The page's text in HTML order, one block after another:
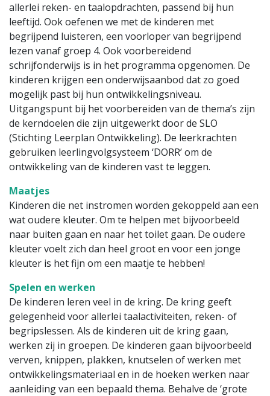
allerlei reken- en taalopdrachten, passend bij hun
leeftijd. Ook oefenen we met de kinderen met
begrijpend luisteren, een voorloper van begrijpend
lezen vanaf groep 4. Ook voorbereidend
schrijfonderwijs is in het programma opgenomen. De
kinderen krijgen een onderwijsaanbod dat zo goed
mogelijk past bij hun ontwikkelingsniveau.
Uitgangspunt bij het voorbereiden van de thema’s zijn
de kerndoelen die zijn uitgewerkt door de SLO
(Stichting Leerplan Ontwikkeling). De leerkrachten
gebruiken leerlingvolgsysteem ‘DORR’ om de
ontwikkeling van de kinderen vast te leggen.
Maatjes
Kinderen die net instromen worden gekoppeld aan een
wat oudere kleuter. Om te helpen met bijvoorbeeld
naar buiten gaan en naar het toilet gaan. De oudere
kleuter voelt zich dan heel groot en voor een jonge
kleuter is het fijn om een maatje te hebben!
Spelen en werken
De kinderen leren veel in de kring. De kring geeft
gelegenheid voor allerlei taalactiviteiten, reken- of
begripslessen. Als de kinderen uit de kring gaan,
werken zij in groepen. De kinderen gaan bijvoorbeeld
verven, knippen, plakken, knutselen of werken met
ontwikkelingsmateriaal en in de hoeken werken naar
aanleiding van een bepaald thema. Behalve de ‘grote